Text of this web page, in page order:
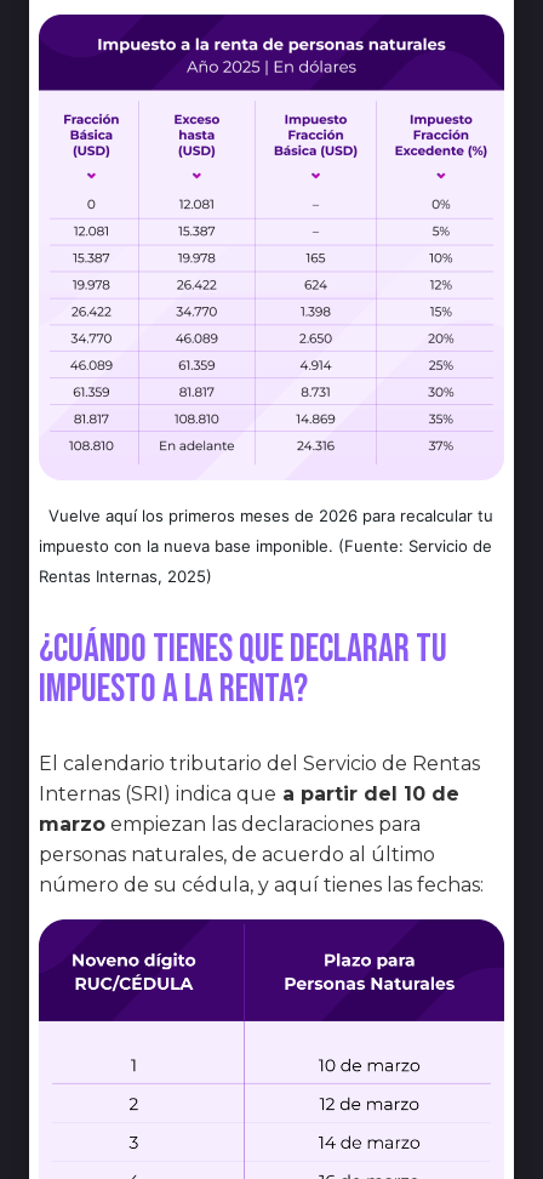
Vuelve aquí los primeros meses de 2026 para recalcular tu
impuesto con la nueva base imponible. (Fuente: Servicio de
Rentas Internas, 2025)
¿Cuándo tienes que declarar tu
impuesto a la renta?
El calendario tributario del Servicio de Rentas
Internas (SRI) indica que a partir del 10 de
marzo empiezan las declaraciones para
personas naturales, de acuerdo al último
número de su cédula, y aquí tienes las fechas: